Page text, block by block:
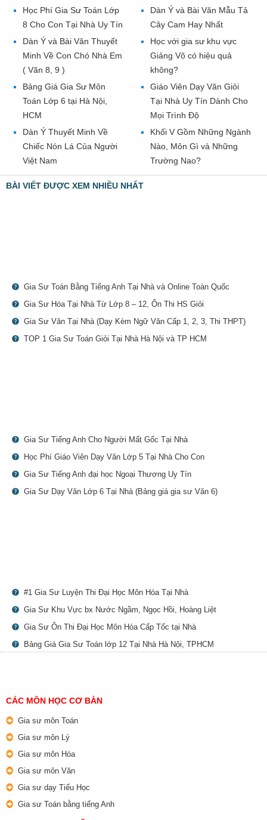
Học Phí Gia Sư Toán Lớp
8 Cho Con Tại Nhà Uy Tín
Dàn Ý và Bài Văn Thuyết
Minh Về Con Chó Nhà Em
( Văn 8, 9 )
Bảng Giá Gia Sư Môn
Toán Lớp 6 tại Hà Nội,
HCM
Dàn Ý Thuyết Minh Về
Chiếc Nón Lá Của Người
Việt Nam
Dàn Ý và Bài Văn Mẫu Tả
Cây Cam Hay Nhất
Học với gia sư khu vực
Giảng Võ có hiệu quả
không?
Giáo Viên Dạy Văn Giỏi
Tại Nhà Uy Tín Dành Cho
Mọi Trình Độ
Khối V Gồm Những Ngành
Nào, Môn Gì và Những
Trường Nao?
BÀI VIẾT ĐƯỢC XEM NHIỀU NHẤT
Gia Sư Toán Bằng Tiếng Anh Tại Nhà và Online Toàn Quốc
Gia Sư Hóa Tại Nhà Từ Lớp 8 – 12, Ôn Thi HS Giỏi
Gia Sư Văn Tại Nhà (Dạy Kèm Ngữ Văn Cấp 1, 2, 3, Thi THPT)
TOP 1 Gia Sư Toán Giỏi Tại Nhà Hà Nội và TP HCM
Gia Sư Tiếng Anh Cho Người Mất Gốc Tại Nhà
Học Phí Giáo Viên Dạy Văn Lớp 5 Tại Nhà Cho Con
Gia Sư Tiếng Anh đại học Ngoại Thương Uy Tín
Gia Sư Dạy Văn Lớp 6 Tại Nhà (Bảng giá gia sư Văn 6)
#1 Gia Sư Luyện Thi Đại Học Môn Hóa Tại Nhà
Gia Sư Khu Vực bx Nước Ngầm, Ngọc Hồi, Hoàng Liệt
Gia Sư Ôn Thi Đại Học Môn Hóa Cấp Tốc tại Nhà
Bảng Giá Gia Sư Toán lớp 12 Tại Nhà Hà Nội, TPHCM
CÁC MÔN HỌC CƠ BẢN
Gia sư môn Toán
Gia sư môn Lý
Gia sư môn Hóa
Gia sư môn Văn
Gia sư dạy Tiểu Học
Gia sư Toán bằng tiếng Anh